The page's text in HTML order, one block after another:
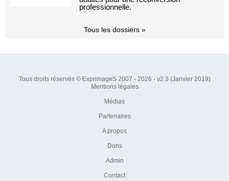
professionnelle.
Tous les dossiers »
Tous droits réservés © ExprimageS 2007 - 2026 - v2.3 (Janvier 2019)
Mentions légales
Médias
Partenaires
A propos
Dons
Admin
Contact